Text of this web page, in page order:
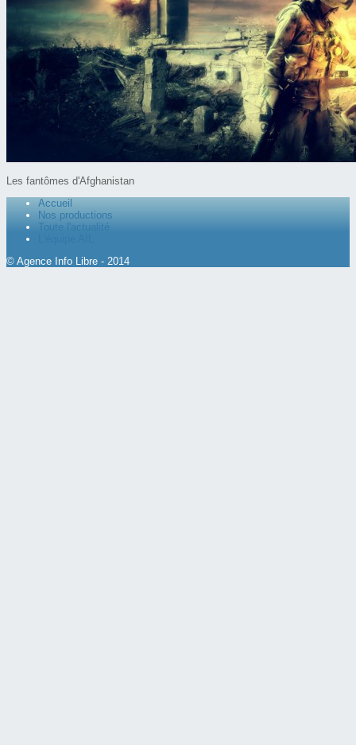
Les fantômes d'Afghanistan
Accueil
Nos productions
Toute l'actualité
© Agence Info Libre - 2014